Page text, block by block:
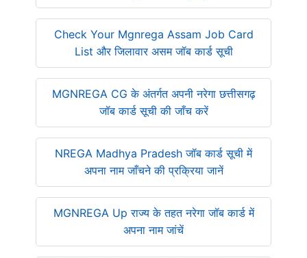
Check Your Mgnrega Assam Job Card
List और जिलावार असम जॉब कार्ड सूची
MGNREGA CG के अंतर्गत अपनी नरेगा छत्तीसगढ़
जॉब कार्ड सूची की जाँच करें
NREGA Madhya Pradesh जॉब कार्ड सूची में
अपना नाम जाँचने की प्रक्रिया जानें
MGNREGA Up राज्य के तहत नरेगा जॉब कार्ड में
अपना नाम जांचें